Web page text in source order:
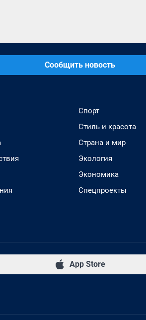
Сообщить новость
Спорт
Стиль и красота
Страна и мир
Экология
Экономика
Спецпроекты
App Store